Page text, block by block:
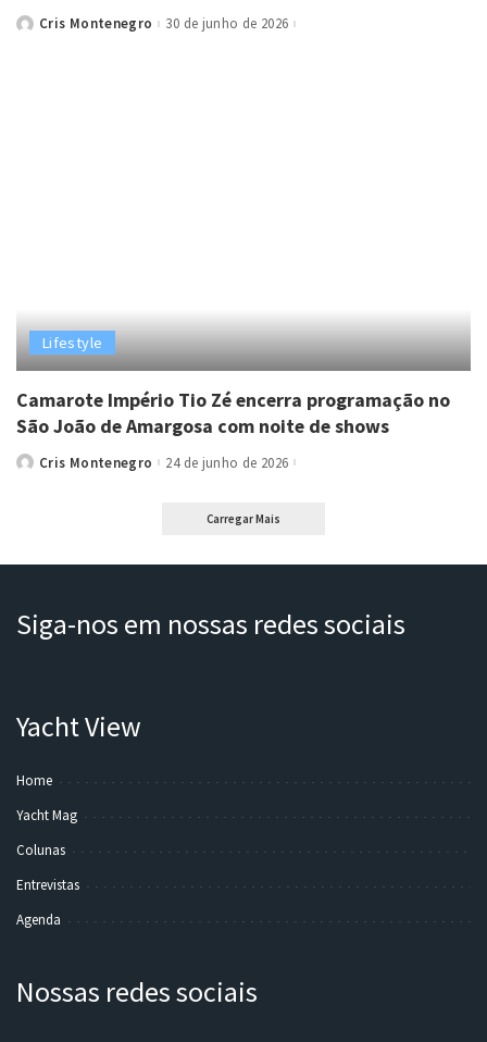
PostedCris Montenegro 30 de junho de 2026
Lifestyle
Camarote Império Tio Zé encerra programação no
São João de Amargosa com noite de shows
PostedCris Montenegro 24 de junho de 2026
Carregar Mais
Siga-nos em nossas redes sociais
Yacht View
Home
Yacht Mag
Colunas
Entrevistas
Agenda
Nossas redes sociais